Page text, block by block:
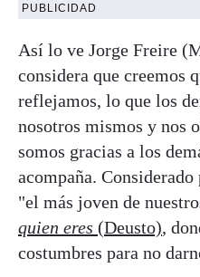
PUBLICIDAD
Así lo ve Jorge Freire
considera que creemos
reflejamos, lo que los
nosotros mismos y nos
somos gracias a los
acompaña.
"el más joven de
quien eres (Deusto),
costumbres para no